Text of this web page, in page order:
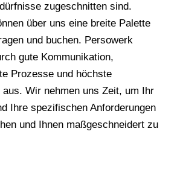
zugeschnitten sind.
über uns eine breite Palette
und buchen. Persowerk
gute Kommunikation,
Prozesse und höchste
aus. Wir nehmen uns Zeit, um Ihr
Ihre spezifischen Anforderungen
und Ihnen maßgeschneidert zu